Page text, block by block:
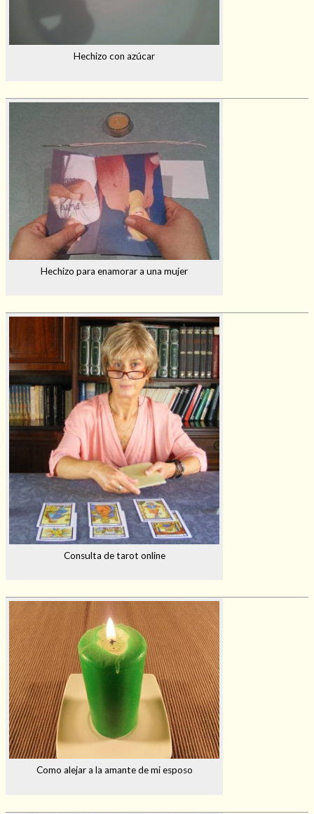
Hechizo con azúcar
Hechizo para enamorar a una mujer
Consulta de tarot online
Como alejar a la amante de mi esposo